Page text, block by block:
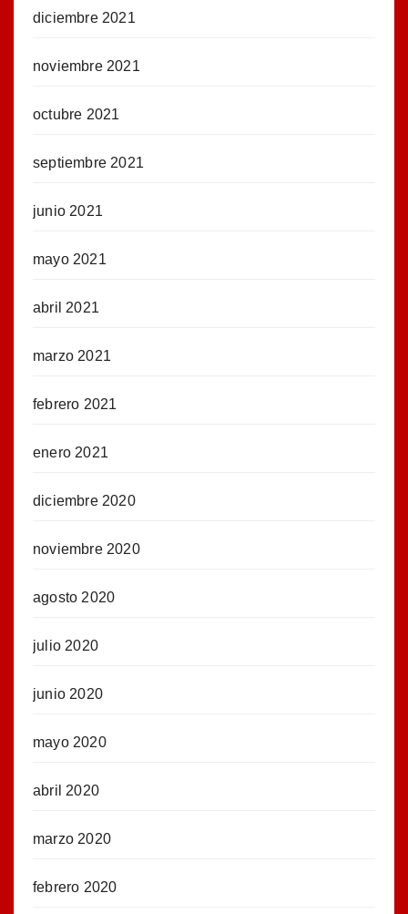
diciembre 2021
noviembre 2021
octubre 2021
septiembre 2021
junio 2021
mayo 2021
abril 2021
marzo 2021
febrero 2021
enero 2021
diciembre 2020
noviembre 2020
agosto 2020
julio 2020
junio 2020
mayo 2020
abril 2020
marzo 2020
febrero 2020